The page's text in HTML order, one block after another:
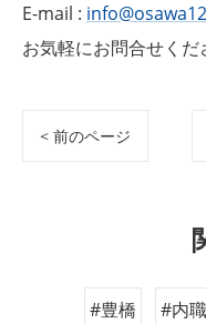
E-mail :
お気軽にお問合せくだ
< 前のページ
#豊橋 #内職